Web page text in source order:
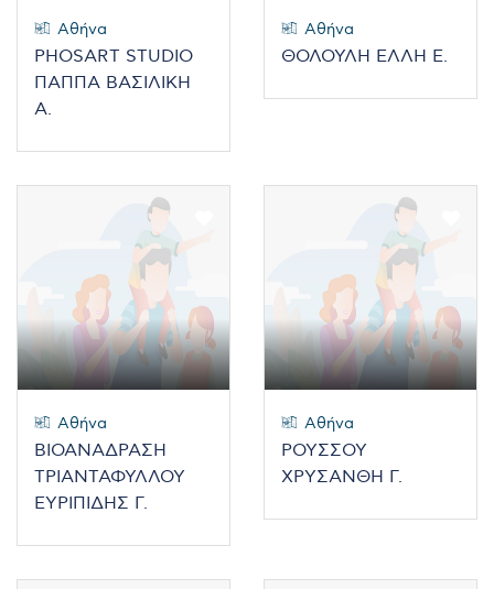
Αθήνα
PHOSART STUDIO
ΠΑΠΠΑ ΒΑΣΙΛΙΚΗ
Α.
Αθήνα
ΘΟΛΟΥΛΗ ΕΛΛΗ Ε.
Αθήνα
ΒΙΟΑΝΑΔΡΑΣΗ
ΤΡΙΑΝΤΑΦΥΛΛΟΥ
ΕΥΡΙΠΙΔΗΣ Γ.
Αθήνα
ΡΟΥΣΣΟΥ
ΧΡΥΣΑΝΘΗ Γ.